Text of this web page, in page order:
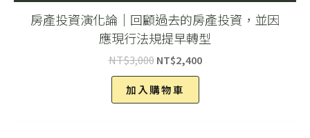
房產投資演化論｜回顧過去的房產投資，並因
應現行法規提早轉型
NT$3,000 NT$2,400
加入購物車